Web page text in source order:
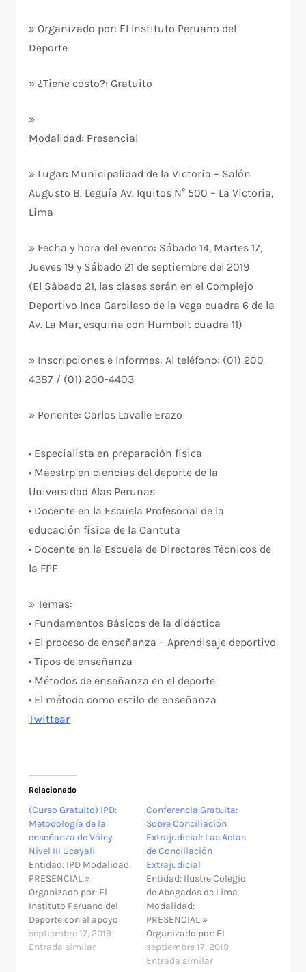
» Organizado por: El Instituto Peruano del
Deporte
» ¿Tiene costo?: Gratuito
»
Modalidad: Presencial
» Lugar: Municipalidad de la Victoria – Salón
Augusto B. Leguía Av. Iquitos N° 500 – La Victoria,
Lima
» Fecha y hora del evento: Sábado 14, Martes 17,
Jueves 19 y Sábado 21 de septiembre del 2019
(El Sábado 21, las clases serán en el Complejo
Deportivo Inca Garcilaso de la Vega cuadra 6 de la
Av. La Mar, esquina con Humbolt cuadra 11)
» Inscripciones e Informes: Al teléfono: (01) 200
4387 / (01) 200-4403
» Ponente: Carlos Lavalle Erazo
• Especialista en preparación física
• Maestrp en ciencias del deporte de la
Universidad Alas Perunas
• Docente en la Escuela Profesonal de la
educación física de la Cantuta
• Docente en la Escuela de Directores Técnicos de
la FPF
» Temas:
• Fundamentos Básicos de la didáctica
• El proceso de enseñanza – Aprendisaje deportivo
• Tipos de enseñanza
• Métodos de enseñanza en el deporte
• El método como estilo de enseñanza
Twittear
Relacionado
(Curso Gratuito) IPD:
Metodología de la
enseñanza de Vóley
Nivel III Ucayali
Entidad: IPD Modalidad:
PRESENCIAL »
Organizado por: El
Instituto Peruano del
Deporte con el apoyo
del CRD Ucayali »
¿Tiene costo?: Gratuito
septiembre 17, 2019
Entrada similar
Conferencia Gratuita:
Sobre Conciliación
Extrajudicial: Las Actas
de Conciliación
Extrajudicial
Entidad: Ilustre Colegio
de Abogados de Lima
Modalidad:
PRESENCIAL »
Organizado por: El
Ilustre Colegio de
Abogados de Lima
septiembre 17, 2019
Entrada similar